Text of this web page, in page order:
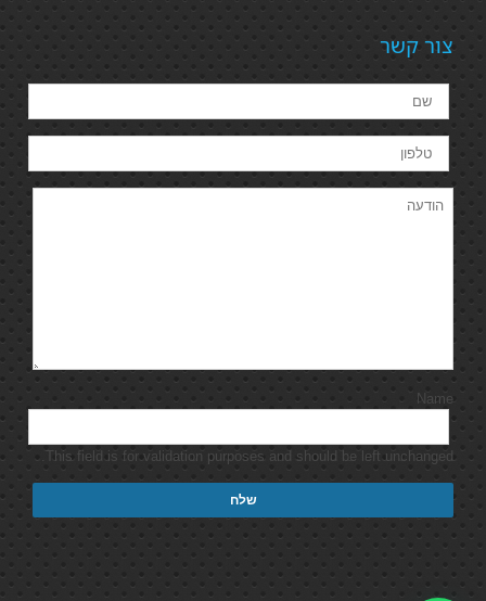
צור קשר
Name
This field is for validation purposes and should be left unchanged.